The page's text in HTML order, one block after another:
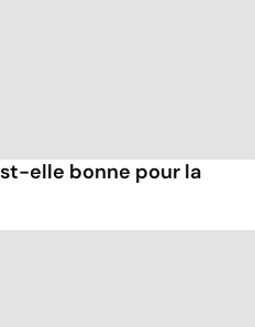
elle bonne pour la